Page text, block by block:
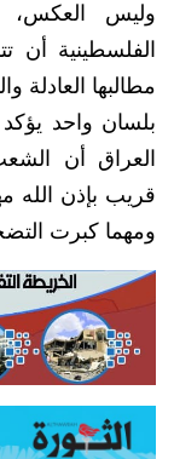
وليس العكس،
الفلسطينية أن
مطالبها العادلة
بلسان واحد
العراق أن
قريب بإذن الله
ومهما كبرت